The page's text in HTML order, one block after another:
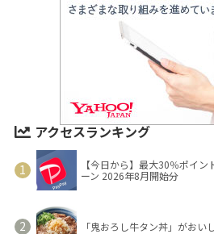
アクセスランキング
【今日から】最大30％ポイ
ーン 2026年8月開始分
「鬼おろし牛タン丼」がお